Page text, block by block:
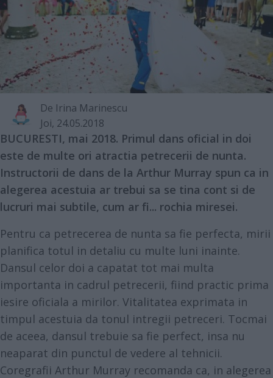
De Irina Marinescu
Joi, 24.05.2018
BUCURESTI, mai 2018. Primul dans oficial in doi
este de multe ori atractia petrecerii de nunta.
Instructorii de dans de la Arthur Murray spun ca in
alegerea acestuia ar trebui sa se tina cont si de
lucruri mai subtile, cum ar fi... rochia miresei.
Pentru ca petrecerea de nunta sa fie perfecta, mirii
planifica totul in detaliu cu multe luni inainte.
Dansul celor doi a capatat tot mai multa
importanta in cadrul petrecerii, fiind practic prima
iesire oficiala a mirilor. Vitalitatea exprimata in
timpul acestuia da tonul intregii petreceri. Tocmai
de aceea, dansul trebuie sa fie perfect, insa nu
neaparat din punctul de vedere al tehnicii.
Coregrafii Arthur Murray recomanda ca, in alegerea